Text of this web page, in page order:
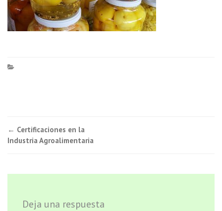
Navegación
de
← Certificaciones en la
Industria Agroalimentaria
Deja una respuesta